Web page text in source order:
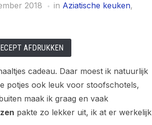
2018 in Aziatische keuken,
AFDRUKKEN
cadeau. Daar moest ik natuurlijk
potjes ook leuk voor stoofschotels,
maak ik graag en vaak
pakte zo lekker uit, ik at er werkelijk